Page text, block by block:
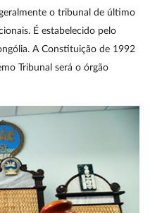
o tribunal de último
É estabelecido pelo
A Constituição de 1992
Tribunal será o órgão